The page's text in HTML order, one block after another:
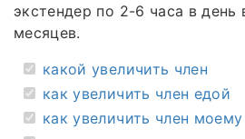
экстендер по 2-6 часа в день
месяцев.
какой увеличить член
как увеличить член едой
как увеличить член